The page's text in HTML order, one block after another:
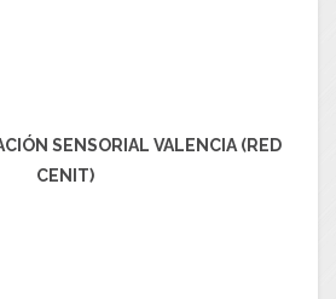
SENSORIAL VALENCIA (RED
CENIT)